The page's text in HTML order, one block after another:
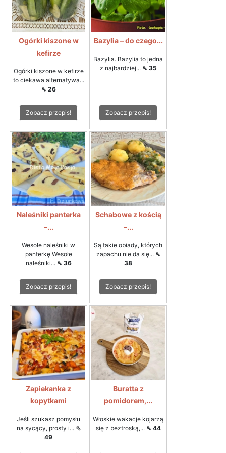
Ogórki kiszone w
kefirze
Ogórki kiszone w kefirze
to ciekawa alternatywa...
⇖ 26
Zobacz przepis!
Bazylia – do czego...
Bazylia. Bazylia to jedna
z najbardziej... ⇖ 35
Zobacz przepis!
Naleśniki panterka
–...
Wesołe naleśniki w
panterkę Wesołe
naleśniki... ⇖ 36
Zobacz przepis!
Schabowe z kością
–...
Są takie obiady, których
zapachu nie da się... ⇖
38
Zobacz przepis!
Zapiekanka z
kopytkami
Jeśli szukasz pomysłu
na sycący, prosty i... ⇖
49
Buratta z
pomidorem,...
Włoskie wakacje kojarzą
się z beztroską,... ⇖ 44